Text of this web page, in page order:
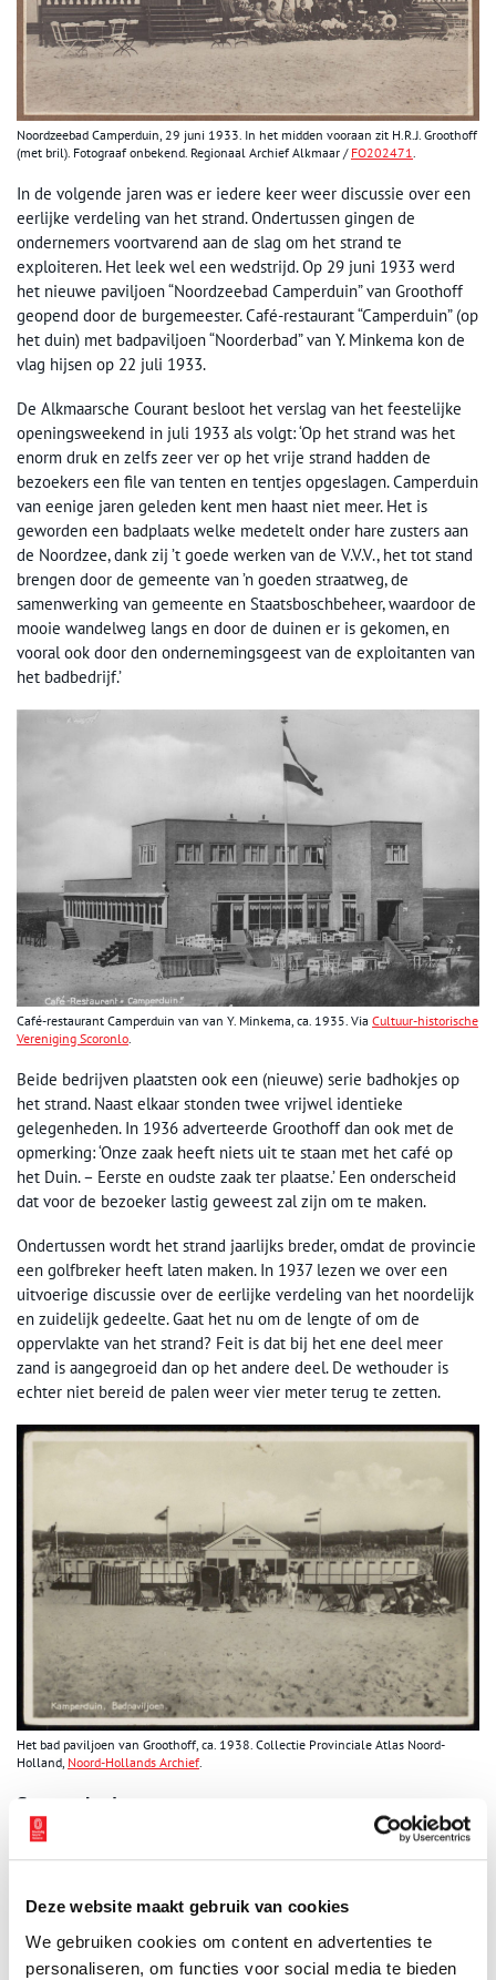
Deze website maakt gebruik van cookies
We gebruiken cookies om content en advertenties te
personaliseren, om functies voor social media te bieden
Noordzeebad Camperduin, 29 juni 1933. In het midden vooraan zit H.R.J. Groothoff
(met bril). Fotograaf onbekend. Regionaal Archief Alkmaar / FO202471.
In de volgende jaren was er iedere keer weer discussie over een
eerlijke verdeling van het strand. Ondertussen gingen de
ondernemers voortvarend aan de slag om het strand te
exploiteren. Het leek wel een wedstrijd. Op 29 juni 1933 werd
het nieuwe paviljoen “Noordzeebad Camperduin” van Groothoff
geopend door de burgemeester. Café-restaurant “Camperduin” (op
het duin) met badpaviljoen “Noorderbad” van Y. Minkema kon de
vlag hijsen op 22 juli 1933.
De Alkmaarsche Courant besloot het verslag van het feestelijke
openingsweekend in juli 1933 als volgt: ‘Op het strand was het
enorm druk en zelfs zeer ver op het vrije strand hadden de
bezoekers een file van tenten en tentjes opgeslagen. Camperduin
van eenige jaren geleden kent men haast niet meer. Het is
geworden een badplaats welke medetelt onder hare zusters aan
de Noordzee, dank zij ’t goede werken van de V.V.V., het tot stand
brengen door de gemeente van ’n goeden straatweg, de
samenwerking van gemeente en Staatsboschbeheer, waardoor de
mooie wandelweg langs en door de duinen er is gekomen, en
vooral ook door den ondernemingsgeest van de exploitanten van
het badbedrijf.’
Café-restaurant Camperduin van van Y. Minkema, ca. 1935. Via Cultuur-historische
Vereniging Scoronlo
Beide bedrijven plaatsten ook een (nieuwe) serie badhokjes op
het strand. Naast elkaar stonden twee vrijwel identieke
gelegenheden. In 1936 adverteerde Groothoff dan ook met de
opmerking: ‘Onze zaak heeft niets uit te staan met het café op
het Duin. – Eerste en oudste zaak ter plaatse.’ Een onderscheid
dat voor de bezoeker lastig geweest zal zijn om te maken.
Ondertussen wordt het strand jaarlijks breder, omdat de provincie
een golfbreker heeft laten maken. In 1937 lezen we over een
uitvoerige discussie over de eerlijke verdeling van het noordelijk
en zuidelijk gedeelte. Gaat het nu om de lengte of om de
oppervlakte van het strand? Feit is dat bij het ene deel meer
zand is aangegroeid dan op het andere deel. De wethouder is
echter niet bereid de palen weer vier meter terug te zetten.
Het bad paviljoen van Groothoff, ca. 1938. Collectie Provinciale Atlas Noord-
Holland, Noord-Hollands Archief.
Stormschade
In mei 1938 werd bij een Zuidwesterstorm vlak voor de
Pinksterdagen alle badhokjes en de paviljoens op het strand
behalve dat het stenen pand van Minkema op het duin wel blijft
staan.